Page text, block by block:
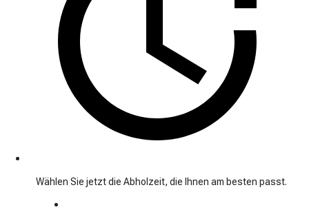
Wählen Sie jetzt die Abholzeit, die Ihnen am besten passt.